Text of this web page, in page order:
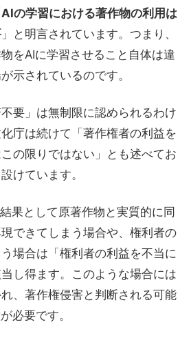
AIの学習における著作物の利用は
」と明言されています。つまり、
をAIに学習させること自体は違
示されているのです。
要」は無制限に認められるわけ
庁は続けて「著作権者の利益を
の限りではない」とも述べてお
けています。
果として原著作物と実質的に同
できてしまう場合や、権利者の
場合は「権利者の利益を不当に
し得ます。このような場合には
、著作権侵害と判断される可能
必要です。